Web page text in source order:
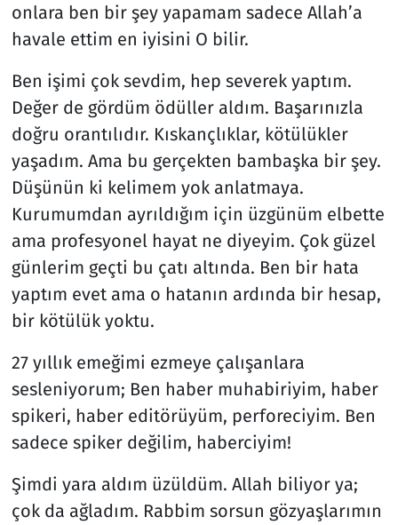
onlara ben bir şey yapamam sadece Allah’a
havale ettim en iyisini O bilir.
Ben işimi çok sevdim, hep severek yaptım.
Değer de gördüm ödüller aldım. Başarınızla
doğru orantılıdır. Kıskançlıklar, kötülükler
yaşadım. Ama bu gerçekten bambaşka bir şey.
Düşünün ki kelimem yok anlatmaya.
Kurumumdan ayrıldığım için üzgünüm elbette
ama profesyonel hayat ne diyeyim. Çok güzel
günlerim geçti bu çatı altında. Ben bir hata
yaptım evet ama o hatanın ardında bir hesap,
bir kötülük yoktu.
27 yıllık emeğimi ezmeye çalışanlara
sesleniyorum; Ben haber muhabiriyim, haber
spikeri, haber editörüyüm, perforeciyim. Ben
sadece spiker değilim, haberciyim!
Şimdi yara aldım üzüldüm. Allah biliyor ya;
çok da ağladım. Rabbim sorsun gözyaşlarımın